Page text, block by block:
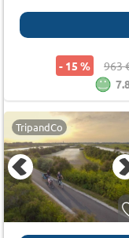
- 15 % 963
TripandCo